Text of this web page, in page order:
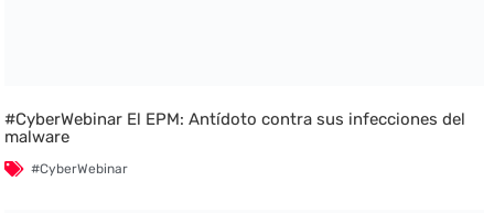
#CyberWebinar El EPM: Antídoto contra sus infecciones del
malware
#CyberWebinar